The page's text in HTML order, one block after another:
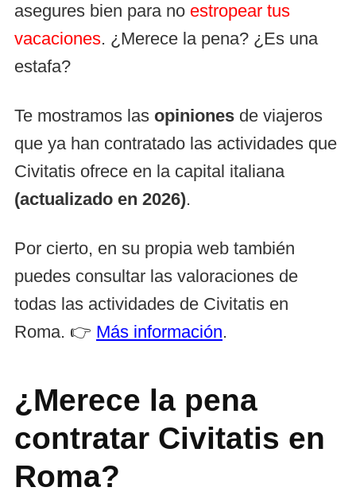
asegures bien para no estropear tus
vacaciones. ¿Merece la pena? ¿Es una
estafa?
Te mostramos las opiniones de viajeros
que ya han contratado las actividades que
Civitatis ofrece en la capital italiana
(actualizado en 2026).
Por cierto, en su propia web también
puedes consultar las valoraciones de
todas las actividades de Civitatis en
Roma. 👉 Más información.
¿Merece la pena
contratar Civitatis en
Roma?